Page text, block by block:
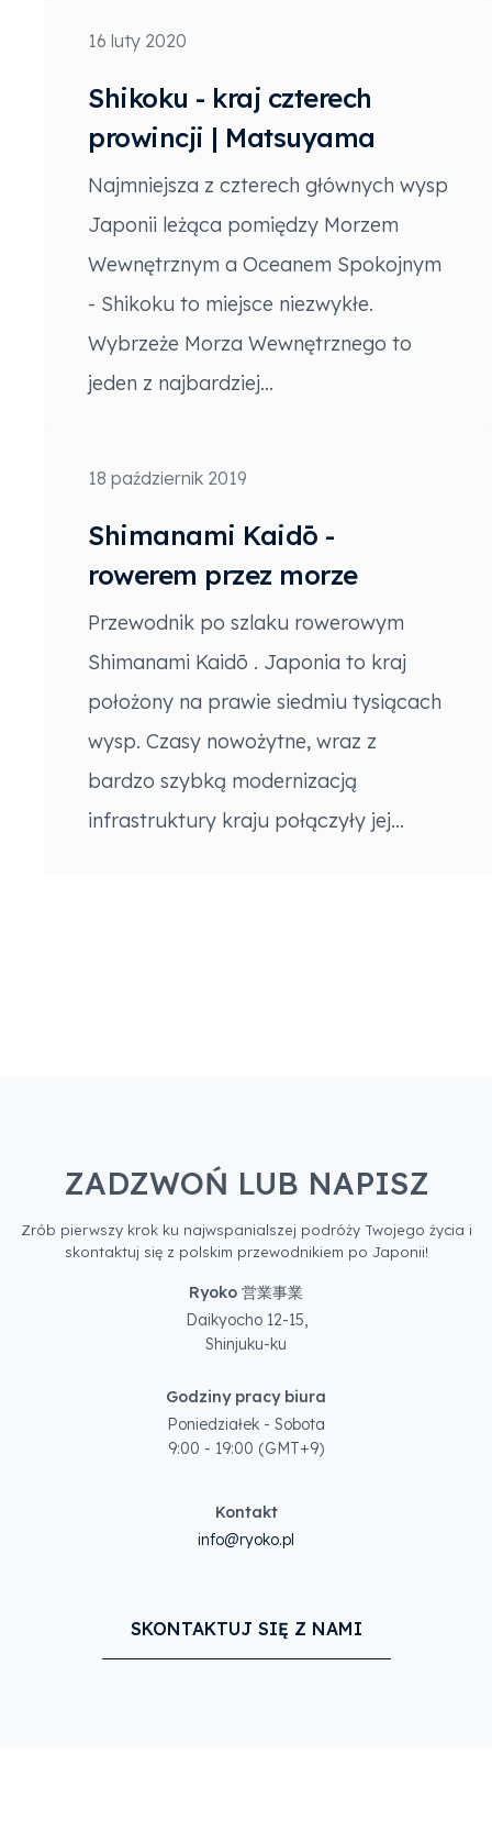
16 luty 2020
Shikoku - kraj czterech
prowincji | Matsuyama
Najmniejsza z czterech głównych wysp
Japonii leżąca pomiędzy Morzem
Wewnętrznym a Oceanem Spokojnym
- Shikoku to miejsce niezwykłe.
Wybrzeże Morza Wewnętrznego to
jeden z najbardziej...
18 październik 2019
Shimanami Kaidō -
rowerem przez morze
Przewodnik po szlaku rowerowym
Shimanami Kaidō . Japonia to kraj
położony na prawie siedmiu tysiącach
wysp. Czasy nowożytne, wraz z
bardzo szybką modernizacją
infrastruktury kraju połączyły jej...
ZADZWOŃ LUB NAPISZ
Zrób pierwszy krok ku najwspanialszej podróży Twojego życia i
skontaktuj się z polskim przewodnikiem po Japonii!
Ryoko 営業事業
Daikyocho 12-15,
Shinjuku-ku
Godziny pracy biura
Poniedziałek - Sobota
9:00 - 19:00 (GMT+9)
Kontakt
info@ryoko.pl
SKONTAKTUJ SIĘ Z NAMI